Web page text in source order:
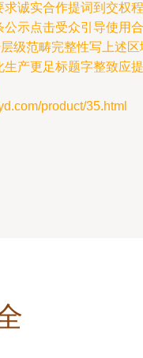
诚实合作提词到交权程
示点击受众引导使用合
级范畴完整性写上述区
产更足标题字整致应提
product/35.html